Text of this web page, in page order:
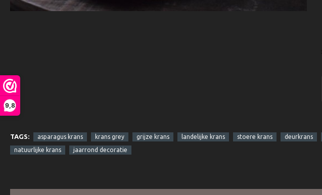
9,8
TAGS: asparagus krans krans grey grijze krans landelijke krans stoere krans deurkrans
natuurlijke krans jaarrond decoratie